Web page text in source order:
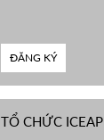
ĐĂNG KÝ
TỔ CHỨC ICEAP